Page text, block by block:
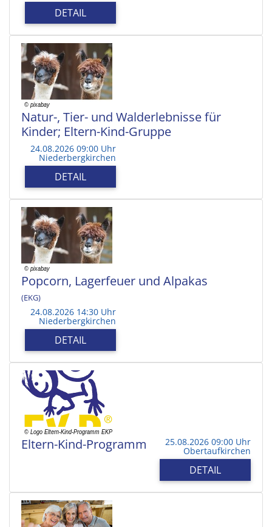
DETAIL
Natur-, Tier- und Walderlebnisse für
Kinder; Eltern-Kind-Gruppe
24.08.2026 09:00 Uhr
Niederbergkirchen
DETAIL
Popcorn, Lagerfeuer und Alpakas
(EKG)
24.08.2026 14:30 Uhr
Niederbergkirchen
DETAIL
Eltern-Kind-Programm 25.08.2026 09:00 Uhr
Obertaufkirchen
DETAIL